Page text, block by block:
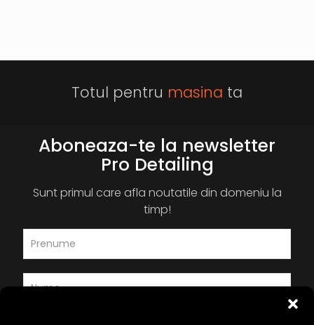
Totul pentru masina ta
Aboneaza-te la newsletter
Pro Detailing
Sunt primul care afla noutatile din domeniu la
timp!